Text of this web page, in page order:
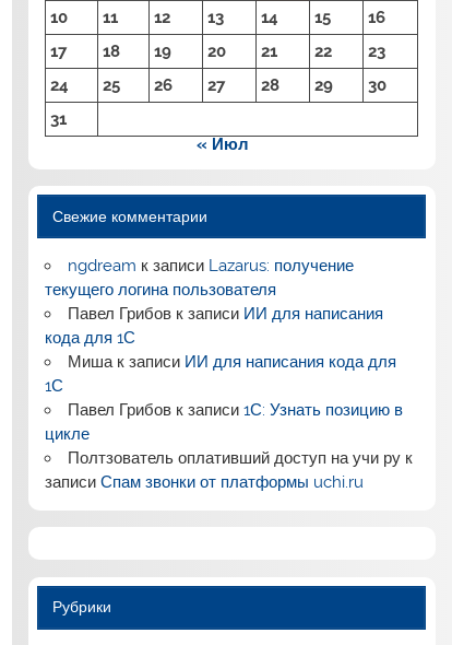
10
11 12 13 14 15
16
17
18 19 20 21 22
23
24
25 26 27 28 29
30
31
« Июл
Свежие комментарии
ngdream к записи Lazarus: получение
текущего логина пользователя
Павел Грибов к записи ИИ для написания
кода для 1С
Мишак записи ИИ для написания кода для
1С
Павел Грибов к записи1С: Узнать позицию в
цикле
Полтзователь оплативший доступ на учи ру к
записиСпам звонки от платформы uchi.ru
Рубрики